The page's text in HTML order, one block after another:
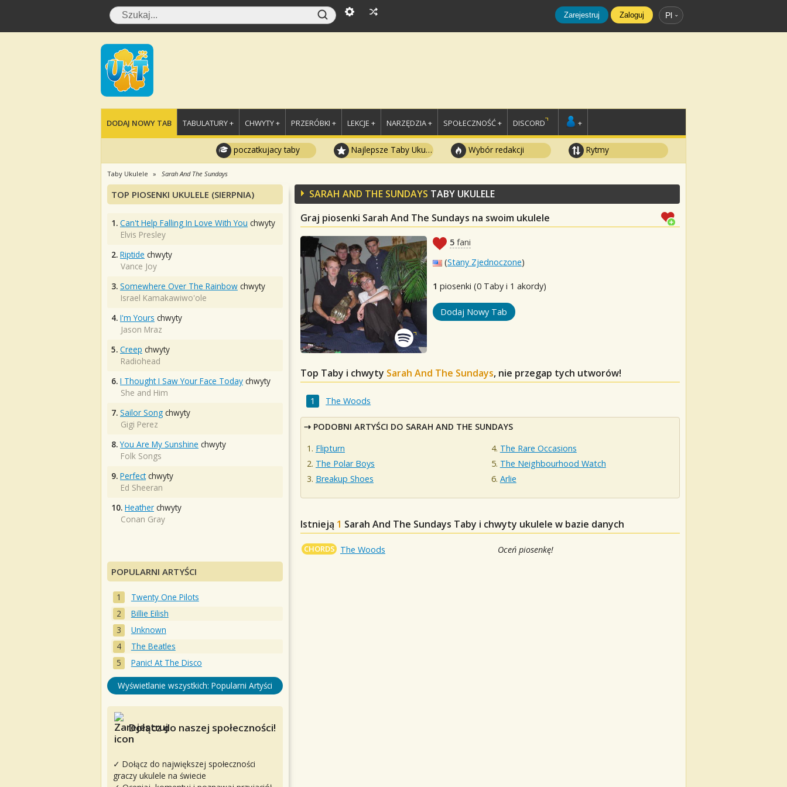
Zarejestruj Zaloguj Pl
DODAJ NOWY TAB TABULATURY + CHWYTY + PRZERÓBKI + LEKCJE + NARZĘDZIA + SPOŁECZNOŚĆ + DISCORD +
poczatkujacy taby Najlepsze Taby Ukulele Wybór redakcji Rytmy
Taby Ukulele Sarah And The Sundays
SARAH AND THE SUNDAYS TABY UKULELE
Graj piosenki Sarah And The Sundays na swoim ukulele
5 fani
(Stany Zjednoczone)
1 piosenki (0 Taby i 1 akordy)
Dodaj Nowy Tab
Top Taby i chwyty Sarah And The Sundays, nie przegap tych utworów!
The Woods
PODOBNI ARTYŚCI DO SARAH AND THE SUNDAYS
Flipturn
The Polar Boys
Breakup Shoes
The Rare Occasions
The Neighbourhood Watch
Arlie
Istnieją 1 Sarah And The Sundays Taby i chwyty ukulele w bazie danych
CHORDS The Woods Oceń piosenkę!
TOP PIOSENKI UKULELE (SIERPNIA)
1. Can't Help Falling In Love With You chwyty
Elvis Presley
2. Riptide chwyty
Vance Joy
3. Somewhere Over The Rainbow chwyty
Israel Kamakawiwo'ole
4. I'm Yours chwyty
Jason Mraz
5. Creep chwyty
Radiohead
6. I Thought I Saw Your Face Today chwyty
She and Him
7. Sailor Song chwyty
Gigi Perez
8. You Are My Sunshine chwyty
Folk Songs
9. Perfectchwyty
Ed Sheeran
10. Heather chwyty
Conan Gray
POPULARNI ARTYŚCI
Twenty One Pilots
Billie Eilish
Unknown
The Beatles
Panic! At The Disco
Wyświetlanie wszystkich: Popularni Artyści
Dołącz do naszej społeczności!
✓ Dołącz do największej społeczności
graczy ukulele na świecie